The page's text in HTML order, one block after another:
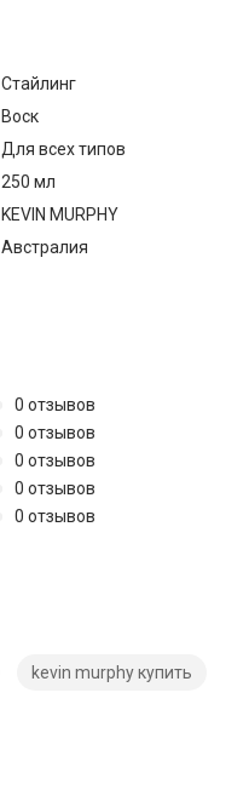
Стайлинг
Воск
Для всех типов
250 мл
KEVIN MURPHY
Австралия
0 отзывов
0 отзывов
0 отзывов
0 отзывов
0 отзывов
kevin murphy купить